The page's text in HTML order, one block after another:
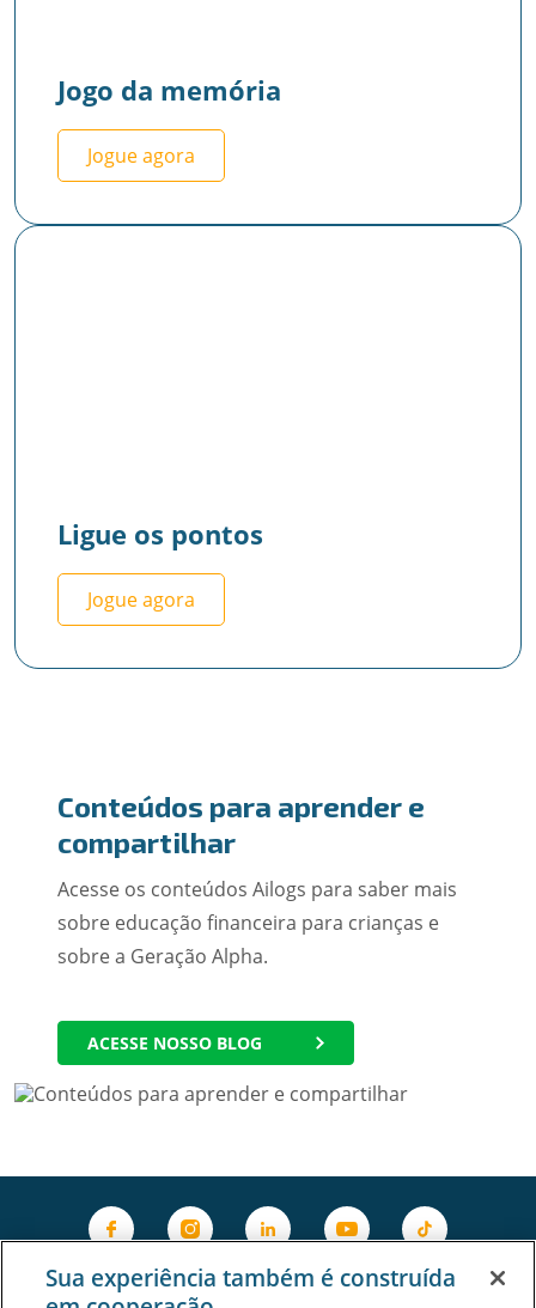
Jogo da memória
Jogue agora
Ligue os pontos
Jogue agora
Conteúdos para aprender e
compartilhar
Acesse os conteúdos Ailogs para saber mais
sobre educação financeira para crianças e
sobre a Geração Alpha.
ACESSE NOSSO BLOG
Sua experiência também é construída